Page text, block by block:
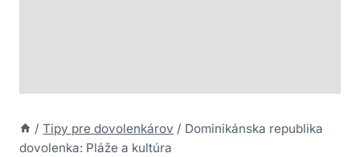
/ Tipy pre dovolenkárov / Dominikánska republika
dovolenka: Pláže a kultúra